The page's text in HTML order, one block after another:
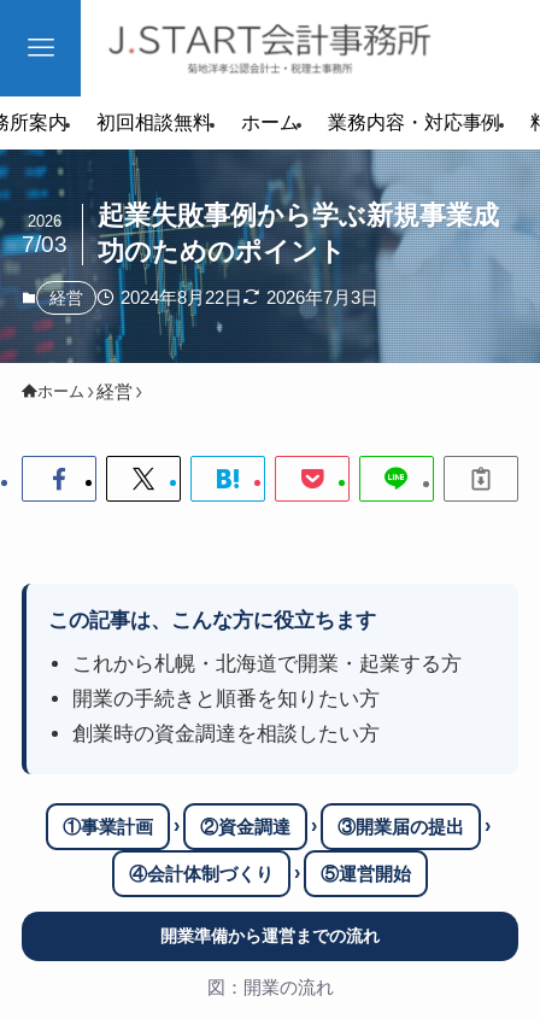
所案内 初回相談無料 ホーム 業務内容・対応事例
起業失敗事例から学ぶ新規事業成
功のためのポイント
2026
7/03
経営 2024年8月22日 2026年7月3日
ホーム 経営
この記事は、こんな方に役立ちます
これから札幌・北海道で開業・起業する方
開業の手続きと順番を知りたい方
創業時の資金調達を相談したい方
①事業計画 › ②資金調達 › ③開業届の提出 ›
④会計体制づくり › ⑤運営開始
開業準備から運営までの流れ
図：開業の流れ